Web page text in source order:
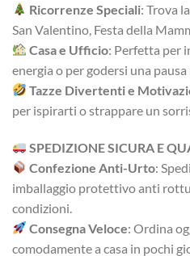
Ricorrenze Speciali: Trova
San Valentino, Festa della
Casa e Ufficio: Perfetta per
energia o per godersi una
Tazze Divertenti e
per ispirarti o strappare un
SPEDIZIONE SICURA E
Confezione Anti-Urto:
imballaggio protettivo anti
condizioni.
Consegna Veloce: Ordina
comodamente a casa in pochi